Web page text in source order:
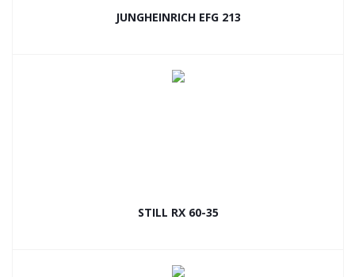
JUNGHEINRICH EFG 213
STILL RX 60-35